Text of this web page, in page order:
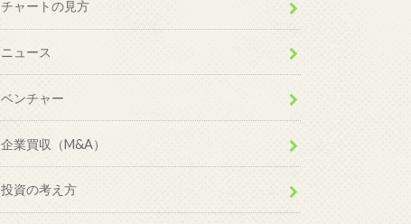
チャートの見方
ニュース
ベンチャー
企業買収（M&A）
投資の考え方